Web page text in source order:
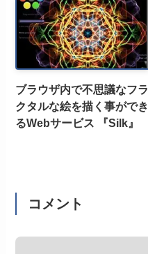
ブラウザ内で不思議なフラ
クタルな絵を描く事ができ
るWebサービス 『Silk』
コメント